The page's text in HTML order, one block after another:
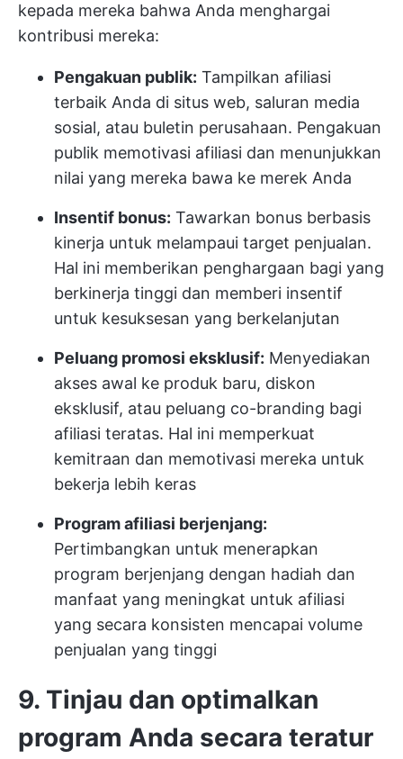
kepada mereka bahwa Anda menghargai
kontribusi mereka:
Pengakuan publik: Tampilkan afiliasi
terbaik Anda di situs web, saluran media
sosial, atau buletin perusahaan. Pengakuan
publik memotivasi afiliasi dan menunjukkan
nilai yang mereka bawa ke merek Anda
Insentif bonus: Tawarkan bonus berbasis
kinerja untuk melampaui target penjualan.
Hal ini memberikan penghargaan bagi yang
berkinerja tinggi dan memberi insentif
untuk kesuksesan yang berkelanjutan
Peluang promosi eksklusif: Menyediakan
akses awal ke produk baru, diskon
eksklusif, atau peluang co-branding bagi
afiliasi teratas. Hal ini memperkuat
kemitraan dan memotivasi mereka untuk
bekerja lebih keras
Program afiliasi berjenjang:
Pertimbangkan untuk menerapkan
program berjenjang dengan hadiah dan
manfaat yang meningkat untuk afiliasi
yang secara konsisten mencapai volume
penjualan yang tinggi
9. Tinjau dan optimalkan
program Anda secara teratur